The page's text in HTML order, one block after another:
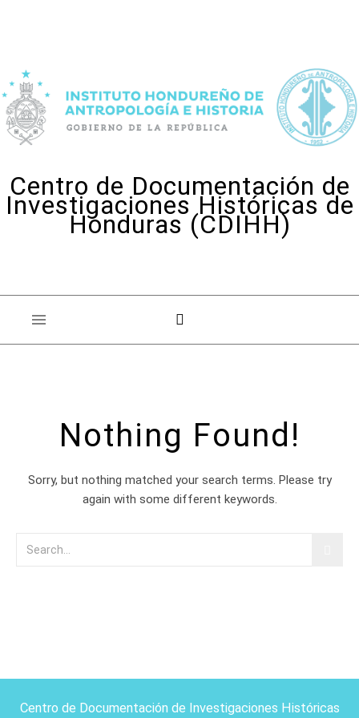
Centro de Documentación de
Investigaciones Históricas de
Honduras (CDIHH)
Nothing Found!
Sorry, but nothing matched your search terms. Please try
again with some different keywords.
Centro de Documentación de Investigaciones Históricas